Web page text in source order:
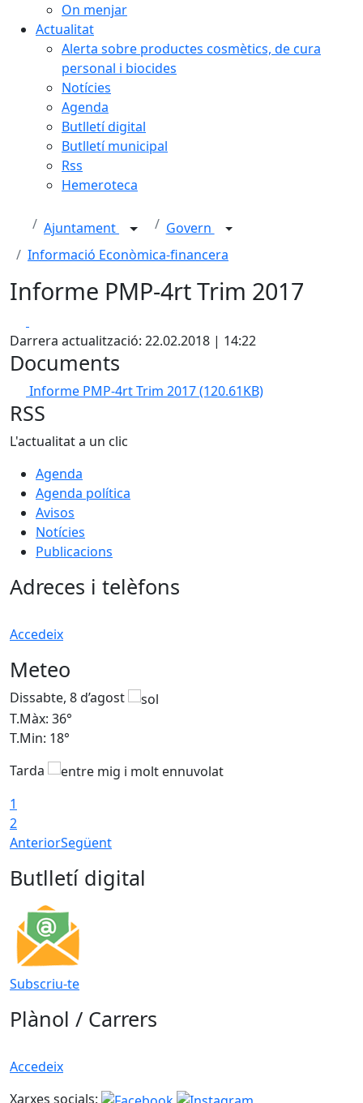
On menjar
Actualitat
Alerta sobre productes cosmètics, de cura
personal i biocides
Notícies
Agenda
Butlletí digital
Butlletí municipal
Rss
Hemeroteca
Ajuntament
Govern
Informació Econòmica-financera
Informe PMP-4rt Trim 2017
Darrera actualització: 22.02.2018 | 14:22
Documents
Informe PMP-4rt Trim 2017(120.61KB)
RSS
L'actualitat a un clic
Agenda
Agenda política
Avisos
Notícies
Publicacions
Adreces i telèfons
Accedeix
Meteo
Dissabte, 8 d’agost
T.Màx: 36°
T.Min: 18°
Tarda
1
2
AnteriorSegüent
Butlletí digital
Subscriu-te
Plànol / Carrers
Accedeix
Xarxes socials: